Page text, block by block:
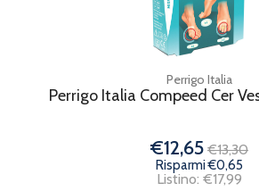
Perrigo Italia
Perrigo Italia Compeed Cer
€12,65 €13,30
Risparmi €0,65
Listino: €17,99